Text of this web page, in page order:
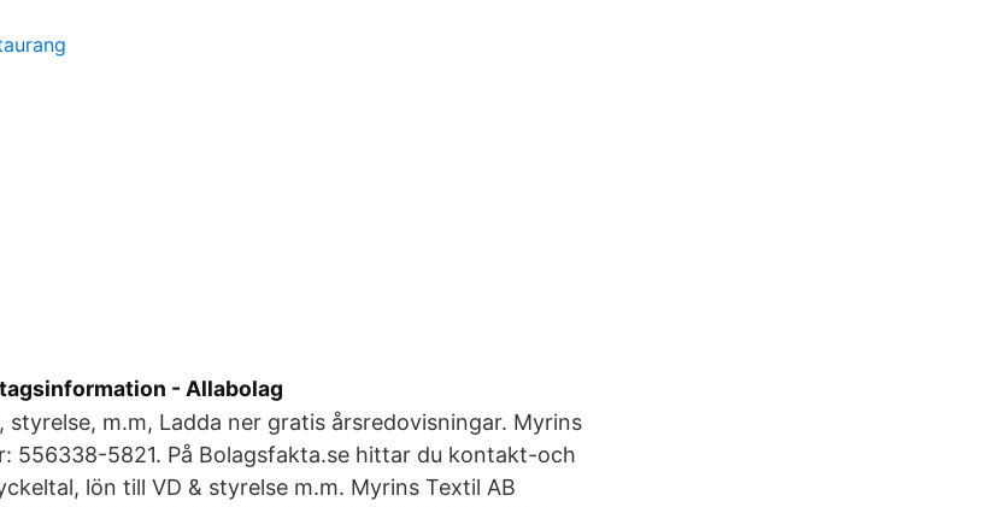
- Allabolag
styrelse, m.m, Ladda ner gratis årsredovisningar. Myrins
556338-5821. På Bolagsfakta.se hittar du kontakt-och
lön till VD & styrelse m.m. Myrins Textil AB